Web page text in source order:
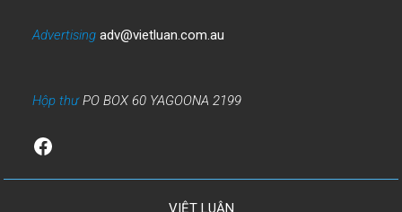
Advertising adv@vietluan.com.au
Hộp thưPO BOX 60 YAGOONA 2199
Facebook